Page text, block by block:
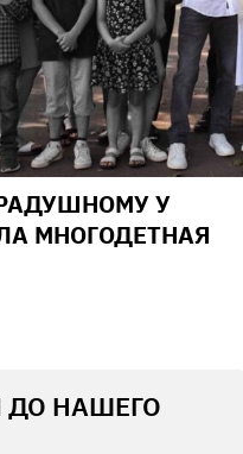
У
МНОГОДЕТНАЯ
ДО НАШЕГО